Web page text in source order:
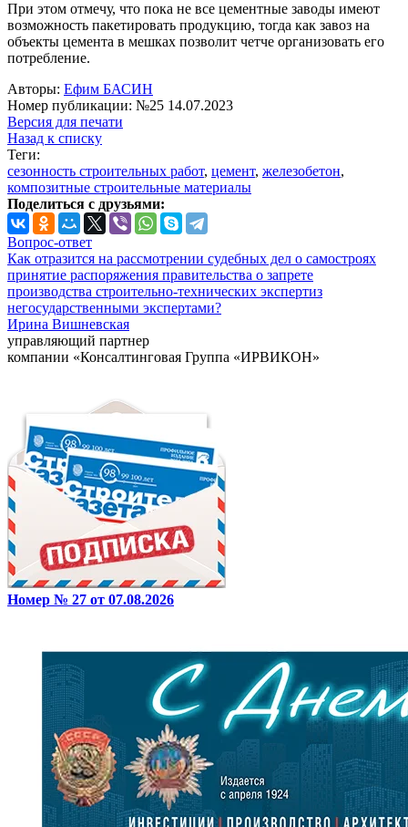
При этом отмечу, что пока не все цементные заводы имеют
возможность пакетировать продукцию, тогда как завоз на
объекты цемента в мешках позволит четче организовать его
потребление.
Авторы: Ефим БАСИН
Номер публикации: №25 14.07.2023
Версия для печати
Назад к списку
Теги:
сезонность строительных работ, цемент, железобетон,
композитные строительные материалы
Поделиться с друзьями:
Вопрос-ответ
Как отразится на рассмотрении судебных дел о самостроях
принятие распоряжения правительства о запрете
производства строительно-технических экспертиз
негосударственными экспертами?
Ирина Вишневская
управляющий партнер
компании «Консалтинговая Группа «ИРВИКОН»
Номер № 27 от 07.08.2026